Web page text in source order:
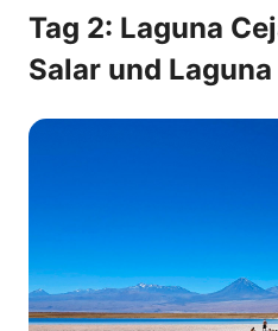
Tag 2: Laguna
Salar und